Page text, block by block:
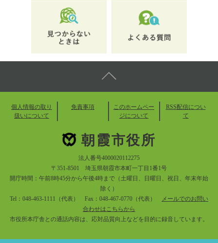
個人情報の取り
扱いについて
免責事項
このホームペー
ジについて
RSS配信につい
て
朝霞市役所
法人番号4000020112275
〒351-8501 埼玉県朝霞市本町一丁目1番1号
開庁時間：午前8時45分から午後4時まで（土曜日、日曜日、祝日、年末年始
除く）
Tel：048-463-1111（代表） Fax：048-467-0770（代表）
メールでのお問い
合わせはこちらから
市役所本庁舎との通話内容は、応対品質向上などを目的に録音しています。